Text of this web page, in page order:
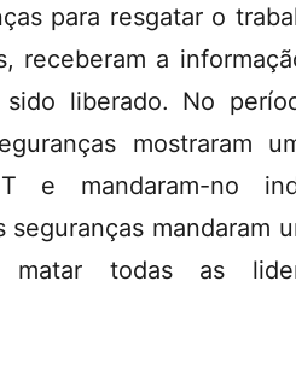
para resgatar o
receberam a
sido liberado. No
mostraram
e mandaram-no
seguranças mandaram
todas as